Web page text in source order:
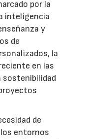
por la
inteligencia
y
de
la
en las
sostenibilidad
de
entornos